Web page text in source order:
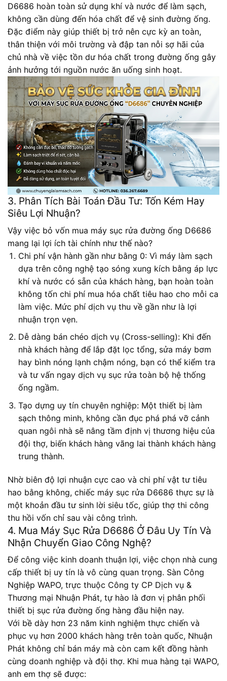
D6686 hoàn toàn sử dụng khí và nước để làm sạch,
không cần dùng đến hóa chất để vệ sinh đường ống.
Đặc điểm này giúp thiết bị trở nên cực kỳ an toàn,
thân thiện với môi trường và đập tan nỗi sợ hãi của
chủ nhà về việc tồn dư hóa chất trong đường ống gây
ảnh hưởng tới nguồn nước ăn uống sinh hoạt.
3. Phân Tích Bài Toán Đầu Tư: Tốn Kém Hay
Siêu Lợi Nhuận?
Vậy việc bỏ vốn mua máy sục rửa đường ống D6686
mang lại lợi ích tài chính như thế nào?
Chi phí vận hành gần như bằng 0: Vì máy làm sạch
dựa trên công nghệ tạo sóng xung kích bằng áp lực
khí và nước có sẵn của khách hàng, bạn hoàn toàn
không tốn chi phí mua hóa chất tiêu hao cho mỗi ca
làm việc. Mức phí dịch vụ thu về gần như là lợi
nhuận trọn vẹn.
Dễ dàng bán chéo dịch vụ (Cross-selling): Khi đến
nhà khách hàng để lắp đặt lọc tổng, sửa máy bơm
hay bình nóng lạnh chậm nóng, bạn có thể kiểm tra
và tư vấn ngay dịch vụ sục rửa toàn bộ hệ thống
ống ngầm.
Tạo dựng uy tín chuyên nghiệp: Một thiết bị làm
sạch thông minh, không cần đục phá phá vỡ cảnh
quan ngôi nhà sẽ nâng tầm định vị thương hiệu của
đội thợ, biến khách hàng vãng lai thành khách hàng
trung thành.
Nhờ biên độ lợi nhuận cực cao và chi phí vật tư tiêu
hao bằng không, chiếc máy sục rửa D6686 thực sự là
một khoản đầu tư sinh lời siêu tốc, giúp thợ thi công
thu hồi vốn chỉ sau vài công trình.
4. Mua Máy Sục Rửa D6686 Ở Đâu Uy Tín Và
Nhận Chuyển Giao Công Nghệ?
Để công việc kinh doanh thuận lợi, việc chọn nhà cung
cấp thiết bị uy tín là vô cùng quan trọng. Sàn Công
Nghiệp WAPO, trực thuộc Công ty CP Dịch vụ &
Thương mại Nhuận Phát, tự hào là đơn vị phân phối
thiết bị sục rửa đường ống hàng đầu hiện nay.
Với bề dày hơn 23 năm kinh nghiệm thực chiến và
phục vụ hơn 2000 khách hàng trên toàn quốc, Nhuận
Phát không chỉ bán máy mà còn cam kết đồng hành
cùng doanh nghiệp và đội thợ. Khi mua hàng tại WAPO,
anh em thợ sẽ được: